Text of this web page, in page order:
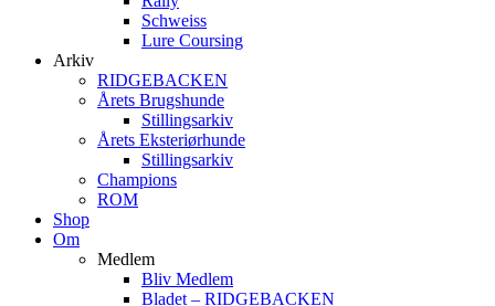
Schweiss
Lure Coursing
Arkiv
RIDGEBACKEN
Årets Brugshunde
Stillingsarkiv
Årets Eksteriørhunde
Stillingsarkiv
Champions
ROM
Shop
Om
Medlem
Bliv Medlem
Bladet – RIDGEBACKEN